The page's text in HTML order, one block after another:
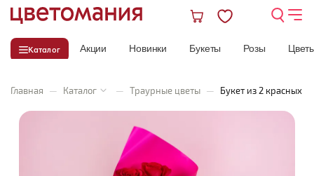
Каталог Акции Новинки Букеты Розы
Главная — Каталог — Траурные цветы — Букет из 2 красных